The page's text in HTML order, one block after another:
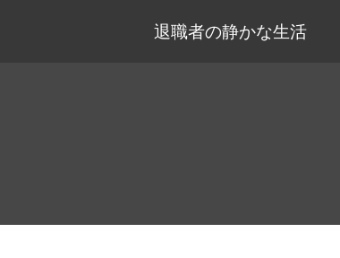
退職者の静かな生活